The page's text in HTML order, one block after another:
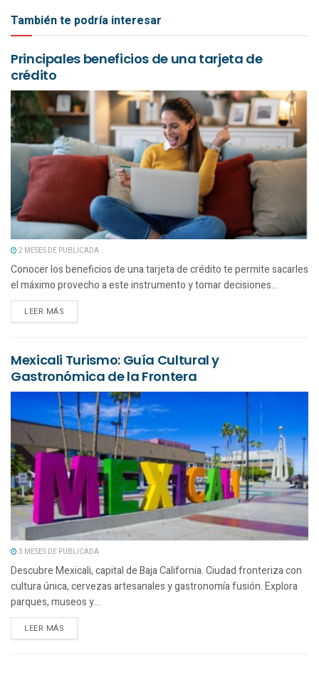
También te podría interesar
Principales beneficios de una tarjeta de
crédito
2 MESES DE PUBLICADA
Conocer los beneficios de una tarjeta de crédito te permite sacarles
el máximo provecho a este instrumento y tomar decisiones...
LEER MÁS
Mexicali Turismo: Guía Cultural y
Gastronómica de la Frontera
3 MESES DE PUBLICADA
Descubre Mexicali, capital de Baja California. Ciudad fronteriza con
cultura única, cervezas artesanales y gastronomía fusión. Explora
parques, museos y...
LEER MÁS